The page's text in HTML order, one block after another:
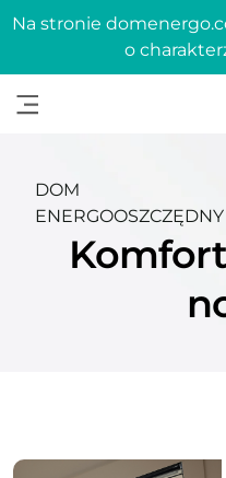
Na stronie
o
DOM
ENERGOOSZCZĘDNY